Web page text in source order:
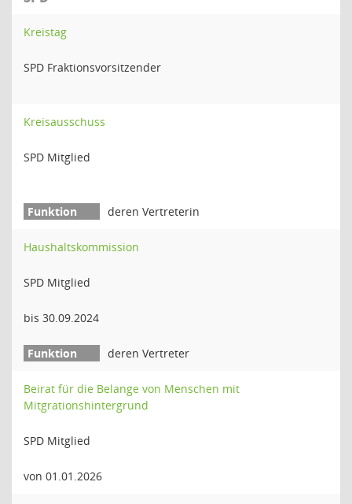
Kreistag
SPD Fraktionsvorsitzender
Kreisausschuss
SPD Mitglied
deren Vertreterin
Haushaltskommission
SPD Mitglied
bis 30.09.2024
deren Vertreter
Beirat für die Belange von Menschen mit
Mitgrationshintergrund
SPD Mitglied
von 01.01.2026